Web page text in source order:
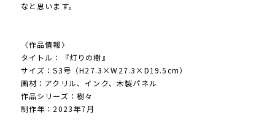
なと思います。
〈作品情報〉
タイトル：『灯りの樹』
サイズ：S3号（H27.3×W27.3×D19.5cm）
画材：アクリル、インク、木製パネル
作品シリーズ：樹々
制作年：2023年7月